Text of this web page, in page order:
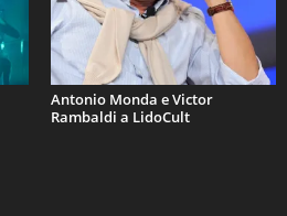
Antonio Monda e Victor
Rambaldi a LidoCult